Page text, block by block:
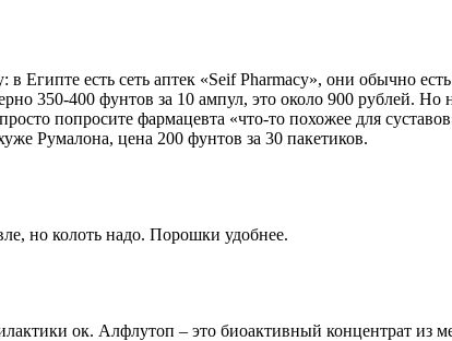
Египте есть сеть аптек «Seif Pharmacy», они обычно
350-400 фунтов за 10 ампул, это около 900 рублей. Но
попросите фармацевта «что-то похожее для
Румалона, цена 200 фунтов за 30 пакетиков.
но колоть надо. Порошки удобнее.
ок. Алфлутоп – это биоактивный концентрат из